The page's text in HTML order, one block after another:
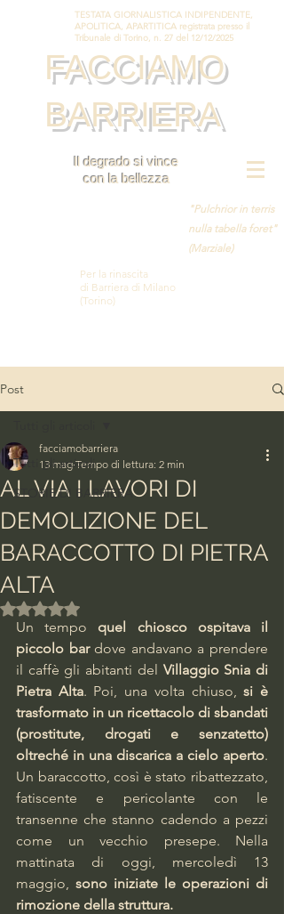
TESTATA GIORNALISTICA INDIPENDENTE,
APOLITICA, APARTITICA registrata presso il
Tribunale di Torino, n. 27 del 12/12/2025
FACCIAMO
BARRIERA
Il degrado si vince
con la bellezza
"Pulchrior in terris
nulla tabella foret"
(Marziale)
Per la rinascita
di Barriera di Milano
(Torino)
Post
Tutti gli articoli
STORIE DI BARRIERA
AL VIA I LAVORI DI
DEMOLIZIONE DEL
BARACCOTTO DI PIETRA
ALTA
facciamobarriera
13 mag Tempo di lettura: 2 min
Valutazione NaN stelle su 5.
Un tempo quel chiosco ospitava il
piccolo bar dove andavano a prendere
il caffè gli abitanti del Villaggio Snia di
Pietra Alta. Poi, una volta chiuso, si è
trasformato in un ricettacolo di sbandati
(prostitute, drogati e senzatetto)
oltreché in una discarica a cielo aperto.
Un baraccotto, così è stato ribattezzato,
fatiscente e pericolante con le
transenne che stanno cadendo a pezzi
come un vecchio presepe. Nella
mattinata di oggi, mercoledì 13
maggio, sono iniziate le operazioni di
rimozione della struttura.